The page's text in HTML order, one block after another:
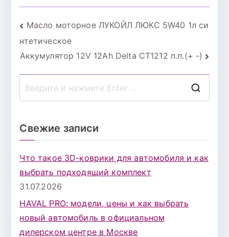
Навигация
по
записям
Масло моторное ЛУКОЙЛ ЛЮКС 5W40 1л си
нтетическое
Аккумулятор 12V 12Ah Delta СТ1212 п.п.(+ -)
Свежие записи
Что такое 3D-коврики для автомобиля и как
выбрать подходящий комплект
31.07.2026
HAVAL PRO: модели, цены и как выбрать
новый автомобиль в официальном
дилерском центре в Москве